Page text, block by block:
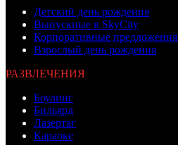
Детский день рождения
Выпускные в SkyCity
Корпоративные предложения
Взрослый день рождения
РАЗВЛЕЧЕНИЯ
Боулинг
Бильярд
Лазертаг
Караоке